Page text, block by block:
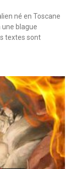
né en Toscane
une blague
textes sont